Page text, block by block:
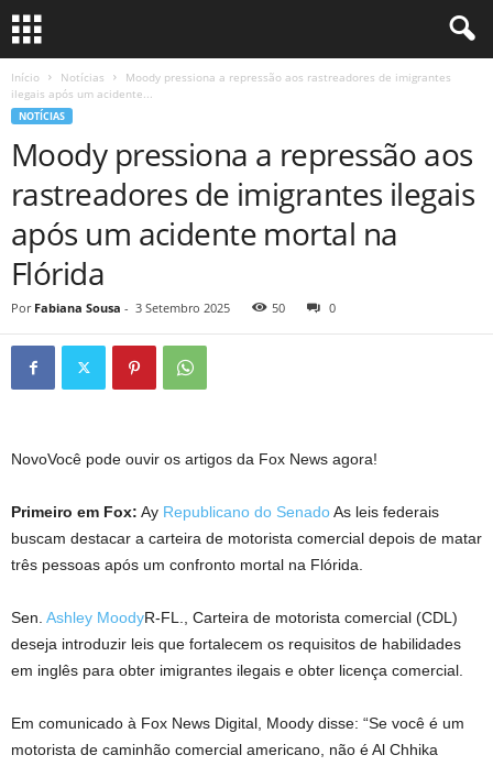
Início Notícias
Moody pressiona a repressão aos rastreadores de imigrantes
ilegais após um acidente...
NOTÍCIAS
Moody pressiona a repressão aos
rastreadores de imigrantes ilegais
após um acidente mortal na
Flórida
Por Fabiana Sousa - 3 Setembro 2025 50 0
NovoVocê pode ouvir os artigos da Fox News agora!
Primeiro em Fox: Ay Republicano do SenadoAs leis federais
buscam destacar a carteira de motorista comercial depois de matar
três pessoas após um confronto mortal na Flórida.
Sen. Ashley MoodyR-FL., Carteira de motorista comercial (CDL)
deseja introduzir leis que fortalecem os requisitos de habilidades
em inglês para obter imigrantes ilegais e obter licença comercial.
Em comunicado à Fox News Digital, Moody disse: “Se você é um
motorista de caminhão comercial americano, não é Al Chhika